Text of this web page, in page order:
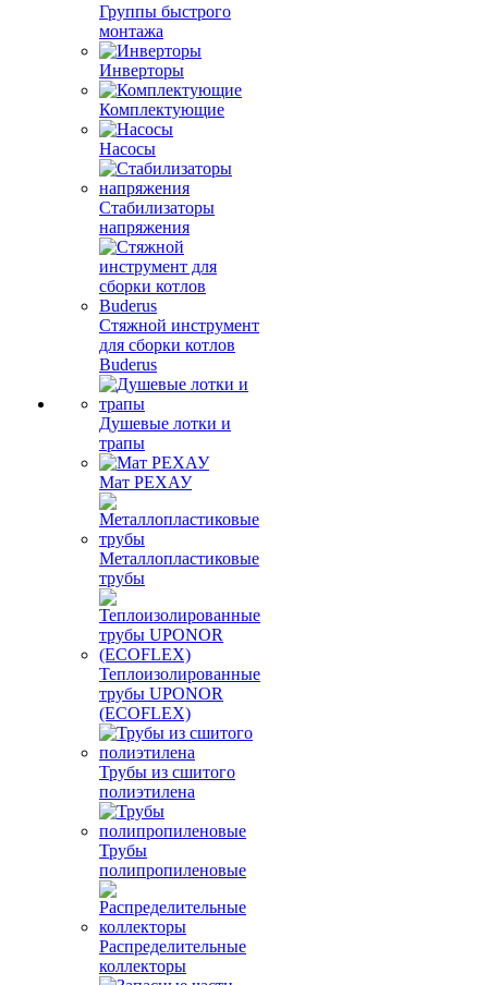
Группы быстрого
монтажа
Инверторы
Комплектующие
Насосы
Стабилизаторы
напряжения
Стяжной инструмент
для сборки котлов
Buderus
Душевые лотки и
трапы
Мат РЕХАУ
Металлопластиковые
трубы
Теплоизолированные
трубы UPONOR
(ECOFLEX)
Трубы из сшитого
полиэтилена
Трубы
полипропиленовые
Распределительные
коллекторы